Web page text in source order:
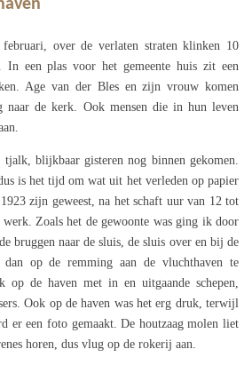
over de verlaten straten klinken 10
In een plas voor het gemeente huis zit een
Age van der Bles en zijn vrouw komen
naar de kerk. Ook mensen die in hun leven
blijkbaar gisteren nog binnen gekomen.
is het tijd om wat uit het verleden op papier
zijn geweest, na het schaft uur van 12 tot
Zoals het de gewoonte was ging ik door
bruggen naar de sluis, de sluis over en bij de
op de remming aan de vluchthaven te
op de haven met in en uitgaande schepen,
Ook op de haven was het erg druk, terwijl
er een foto gemaakt. De houtzaag molen liet
horen, dus vlug op de rokerij aan.